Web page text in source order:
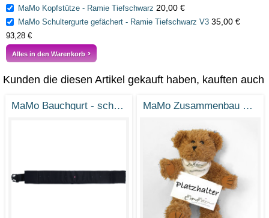
MaMo Kopfstütze - Ramie Tiefschwarz 20,00 €
MaMo Schultergurte gefächert - Ramie Tiefschwarz V3 35,00 €
93,28 €
Alles in den Warenkorb
Kunden die diesen Artikel gekauft haben, kauften auch
MaMo Bauchgurt - schwarz MaMo Zusammenbau Service